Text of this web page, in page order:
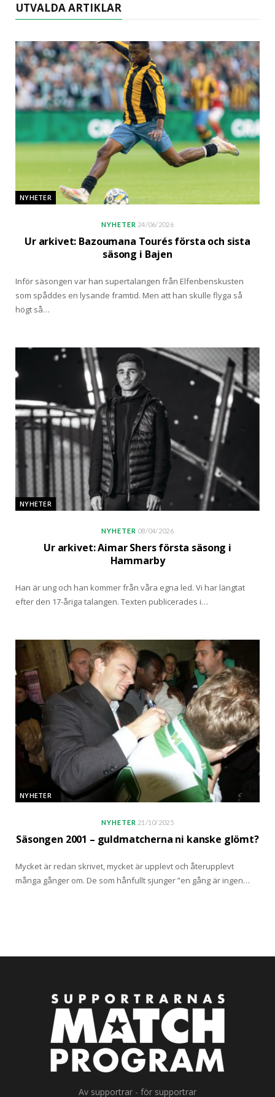
UTVALDA ARTIKLAR
NYHETER
NYHETER 24/06/2026
Ur arkivet: Bazoumana Tourés första och sista
säsong i Bajen
Inför säsongen var han supertalangen från Elfenbenskusten
som spåddes en lysande framtid. Men att han skulle flyga så
högt så…
NYHETER
NYHETER 08/04/2026
Ur arkivet: Aimar Shers första säsong i
Hammarby
Han är ung och han kommer från våra egna led. Vi har längtat
efter den 17-åriga talangen. Texten publicerades i…
NYHETER
NYHETER 21/10/2025
Säsongen 2001 – guldmatcherna ni kanske glömt?
Mycket är redan skrivet, mycket är upplevt och återupplevt
många gånger om. De som hånfullt sjunger ”en gång är ingen…
Av supportrar - för supportrar